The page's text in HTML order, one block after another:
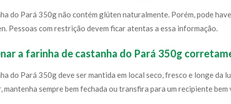
do Pará 350g não contém glúten naturalmente. Porém, pode
Pessoas com restrição devem ficar atentas a essa informação.
a farinha de castanha do Pará 350g
do Pará 350g deve ser mantida em local seco, fresco e longe da
sempre bem fechada ou transfira para um recipiente bem